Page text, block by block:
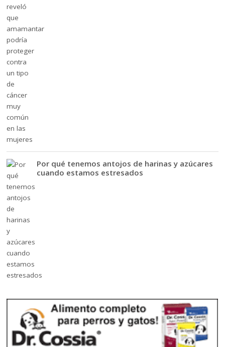
Por qué tenemos antojos de harinas y azúcares
cuando estamos estresados